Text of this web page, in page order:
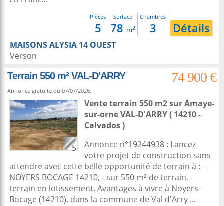
Pièces
5
Surface
78 m2
Chambres
3 Détails
MAISONS ALYSIA 14 OUEST
Verson
Terrain 550 m² VAL-D'ARRY
74 900 €
Annonce gratuite du 07/07/2026.
5
Vente terrain 550 m2surAmaye-
sur-orneVAL-D'ARRY ( 14210 -
Calvados )
Annonce n°19244938 : Lancez
votre projet de construction sans
attendre avec cette belle opportunité de terrain à : -
NOYERS BOCAGE 14210, - sur 550 m² de terrain, -
terrain en lotissement. Avantages à vivre à Noyers-
Bocage (14210), dans la commune de Val d'Arry ...